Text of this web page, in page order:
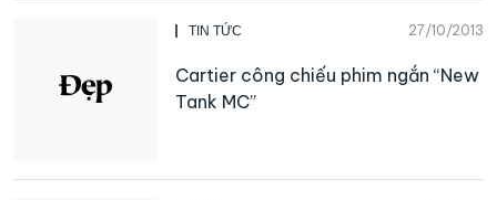
TIN TỨC 27/10/2013
Cartier công chiếu phim ngắn “New
Tank MC”